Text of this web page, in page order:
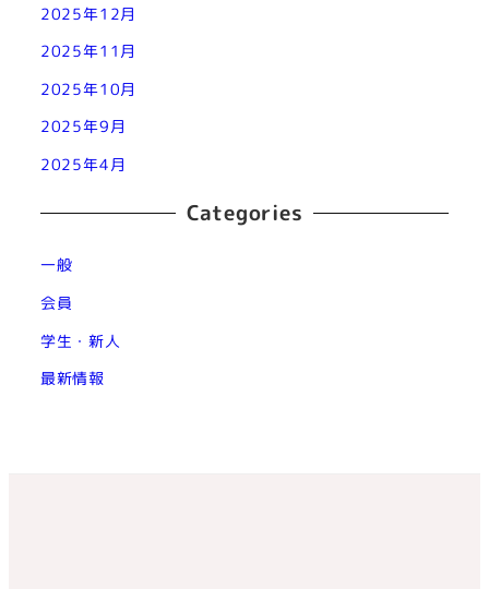
2025年12月
2025年11月
2025年10月
2025年9月
2025年4月
Categories
一般
会員
学生・新人
最新情報